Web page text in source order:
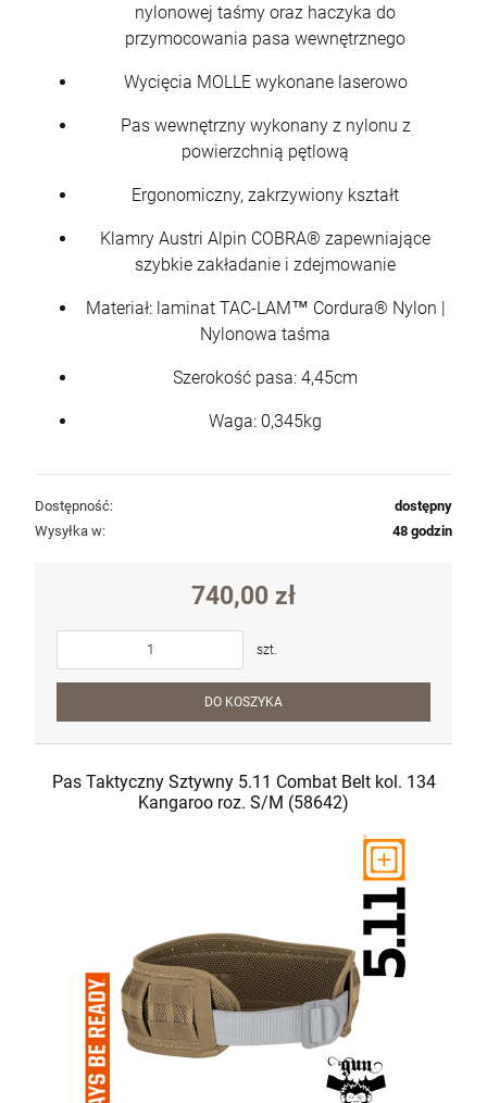
nylonowej taśmy oraz haczyka do
przymocowania pasa wewnętrznego
Wycięcia MOLLE wykonane laserowo
Pas wewnętrzny wykonany z nylonu z
powierzchnią pętlową
Ergonomiczny, zakrzywiony kształt
Klamry Austri Alpin COBRA® zapewniające
szybkie zakładanie i zdejmowanie
Materiał: laminat TAC-LAM™ Cordura® Nylon |
Nylonowa taśma
Szerokość pasa: 4,45cm
Waga: 0,345kg
Dostępność:
dostępny
Wysyłka w:
48 godzin
740,00 zł
szt.
DO KOSZYKA
Pas Taktyczny Sztywny 5.11 Combat Belt kol. 134
Kangaroo roz. S/M (58642)